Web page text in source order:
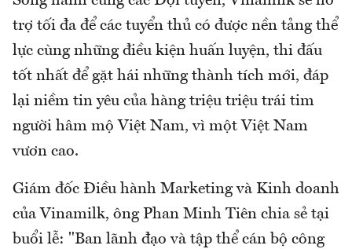
trợ tối đa để các tuyển thủ có được nền tảng thể
lực cùng những điều kiện huấn luyện, thi đấu
tốt nhất để gặt hái những thành tích mới, đáp
lại niềm tin yêu của hàng triệu triệu trái tim
người hâm mộ Việt Nam, vì một Việt Nam
vươn cao.
Giám đốc Điều hành Marketing và Kinh doanh
của Vinamilk, ông Phan Minh Tiên chia sẻ tại
buổi lễ: "Ban lãnh đạo và tập thể cán bộ công